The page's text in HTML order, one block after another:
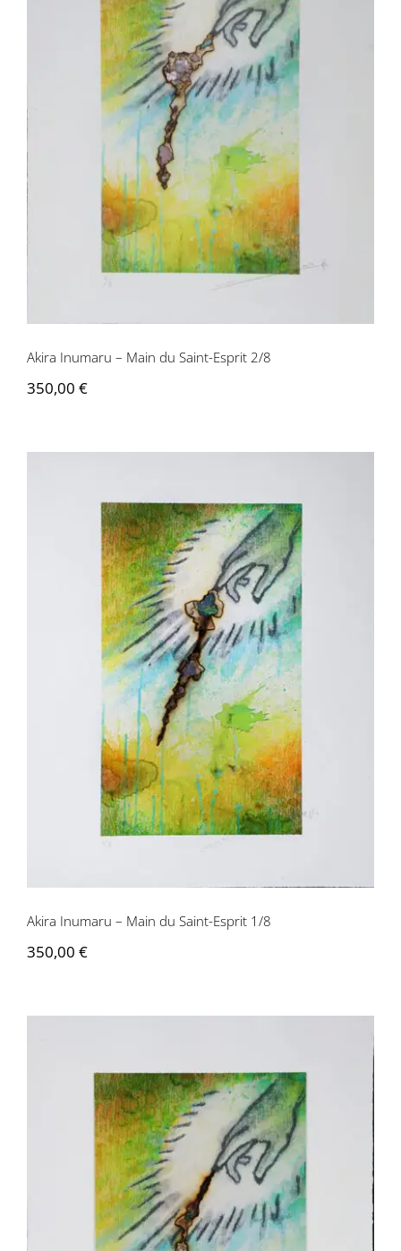
Akira Inumaru – Main du Saint-Esprit
2/8
Akira Inumaru – Main du Saint-Esprit 2/8
350,00 €
Akira Inumaru – Main du Saint-Esprit
1/8
Akira Inumaru – Main du Saint-Esprit 1/8
350,00 €